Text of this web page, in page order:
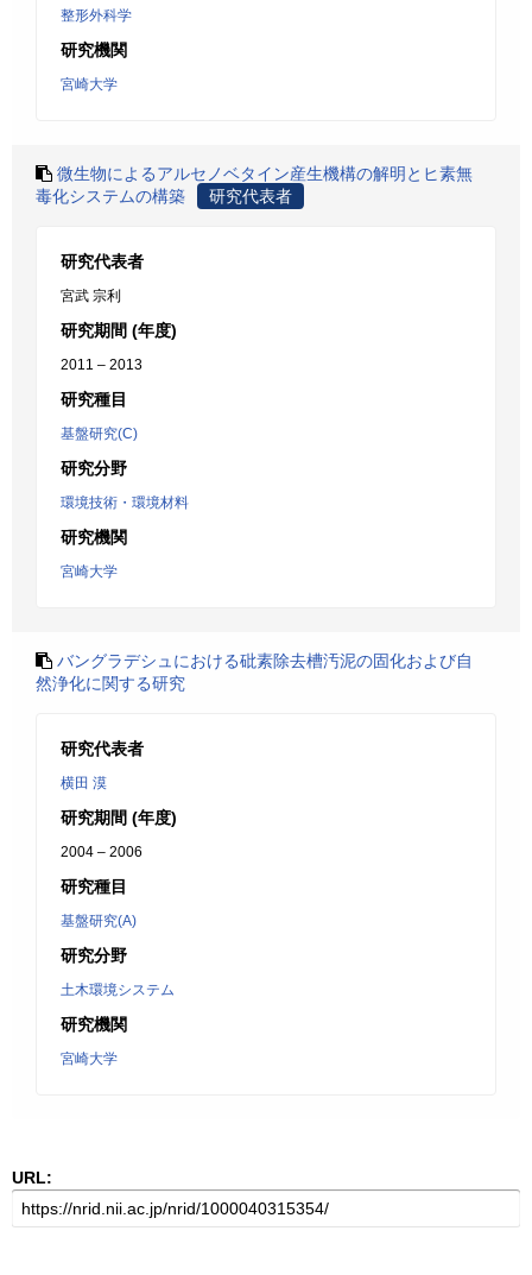
整形外科学
研究機関
宮崎大学
微生物によるアルセノベタイン産生機構の解明とヒ素無
毒化システムの構築
研究代表者
研究代表者
宮武 宗利
研究期間 (年度)
2011 – 2013
研究種目
基盤研究(C)
研究分野
環境技術・環境材料
研究機関
宮崎大学
バングラデシュにおける砒素除去槽汚泥の固化および自
然浄化に関する研究
研究代表者
横田 漠
研究期間 (年度)
2004 – 2006
研究種目
基盤研究(A)
研究分野
土木環境システム
研究機関
宮崎大学
URL: